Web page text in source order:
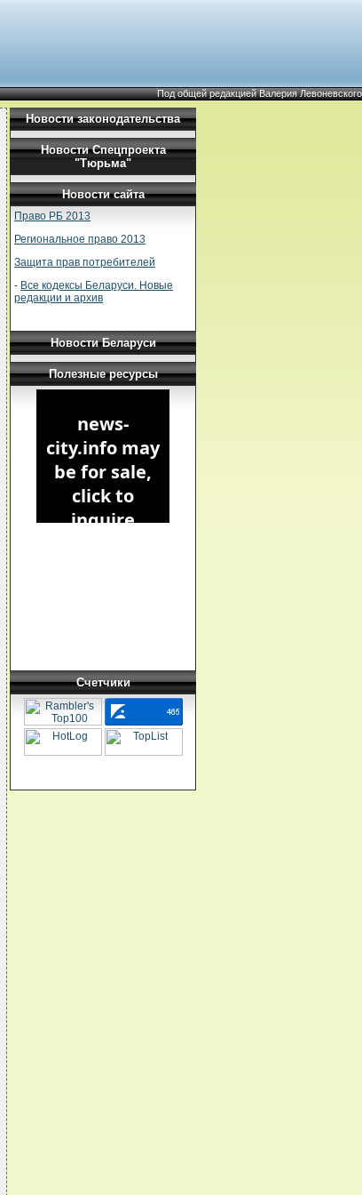
Под общей редакцией Валерия Левоневского
Новости законодательства
Новости Спецпроекта
"Тюрьма"
Новости сайта
Право РБ 2013
Региональное право 2013
Защита прав потребителей
- Все кодексы Беларуси. Новые
редакции и архив
Новости Беларуси
Полезные ресурсы
Счетчики